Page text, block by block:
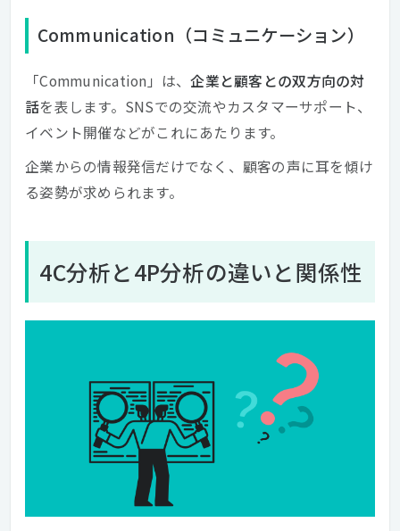
Communication（コミュニケーション）
「Communication」は、企業と顧客との双方向の対
話を表します。SNSでの交流やカスタマーサポート、
イベント開催などがこれにあたります。
企業からの情報発信だけでなく、顧客の声に耳を傾け
る姿勢が求められます。
4C分析と4P分析の違いと関係性